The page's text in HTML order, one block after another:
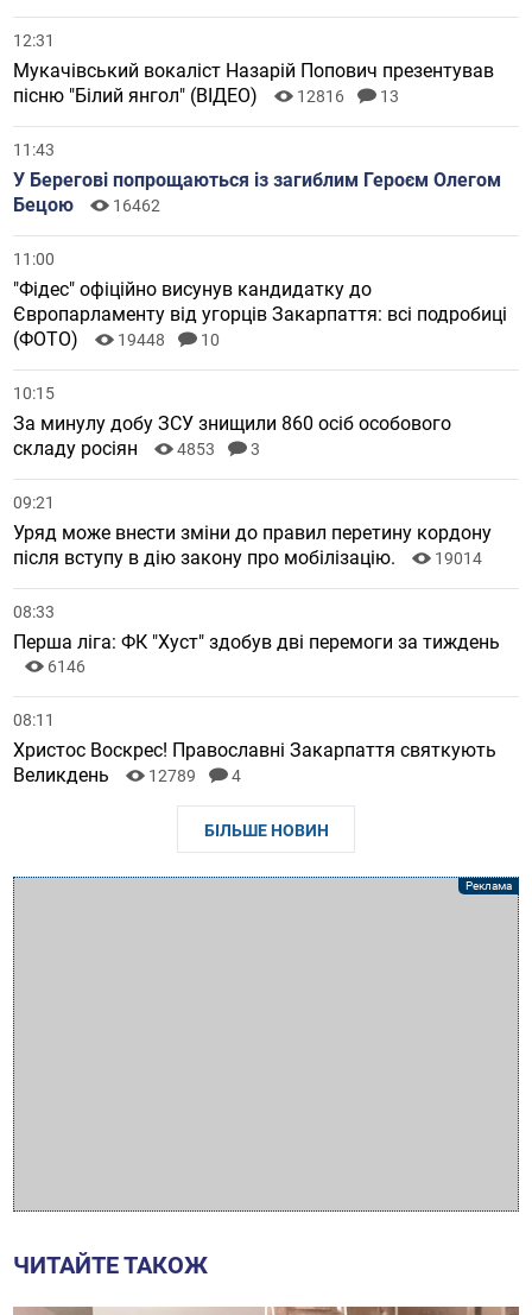
12:31
Мукачівський вокаліст Назарій Попович презентував
пісню "Білий янгол" (ВІДЕО)
12816 13
11:43
У Берегові попрощаються із загиблим Героєм Олегом
Бецою
16462
11:00
"Фідес" офіційно висунув кандидатку до
Європарламенту від угорців Закарпаття: всі подробиці
(ФОТО)
19448 10
10:15
За минулу добу ЗСУ знищили 860 осіб особового
складу росіян
4853 3
09:21
Уряд може внести зміни до правил перетину кордону
після вступу в дію закону про мобілізацію.
19014
08:33
Перша ліга: ФК "Хуст" здобув дві перемоги за тиждень
6146
08:11
Христос Воскрес! Православні Закарпаття святкують
Великдень
12789 4
БІЛЬШЕ НОВИН
ЧИТАЙТЕ ТАКОЖ